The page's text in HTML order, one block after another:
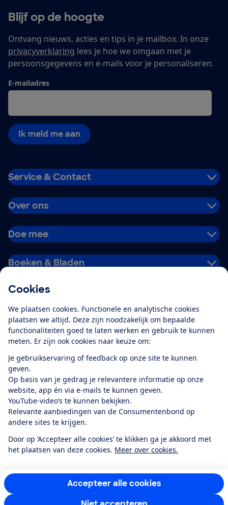
Cookies
We plaatsen cookies. Functionele en analytische cookies
plaatsen we altijd. Deze zijn noodzakelijk om bepaalde
functionaliteiten goed te laten werken en gebruik te kunnen
meten. Er zijn ook cookies naar keuze om:
Je gebruikservaring of feedback op onze site te kunnen
geven.
Op basis van je gedrag je relevantere informatie op onze
website, app én via e-mails te kunnen geven.
YouTube-video’s te kunnen bekijken.
Relevante aanbiedingen van de Consumentenbond op
andere sites te krijgen.
Door op ‘Accepteer alle cookies’ te klikken ga je akkoord met
het plaatsen van deze cookies. Meer over cookies.
Accepteer alle cookies
Blijf op de hoogte
Ontvang nieuws, acties en tips in je mailbox. In onze
privacyverklaring lees je hoe we omgaan met je
persoonsgegevens en e-mails voor je personaliseren.
E-mailadres
Ik meld me aan
Service & Contact
Over ons
Doe mee
Boeken & Bladen
Alles over de
app
Algemene Voorwaarden
Privacyverklaring
Cookiebeleid
Privacyvoorkeuren
Toegankelijkheid
RSS-feed nieuws
Facebook
TwitterInstagram
YoutubeLinkedIn
12.901consumentenbeoordelen de Consumentenbondmet gemiddeld